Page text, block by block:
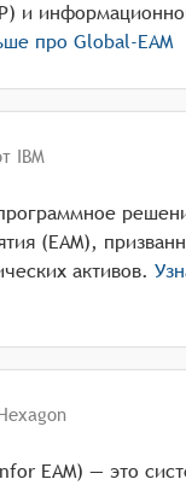
и
про Global-EAM
IBM
(EAM),
активов.
EAM) — это